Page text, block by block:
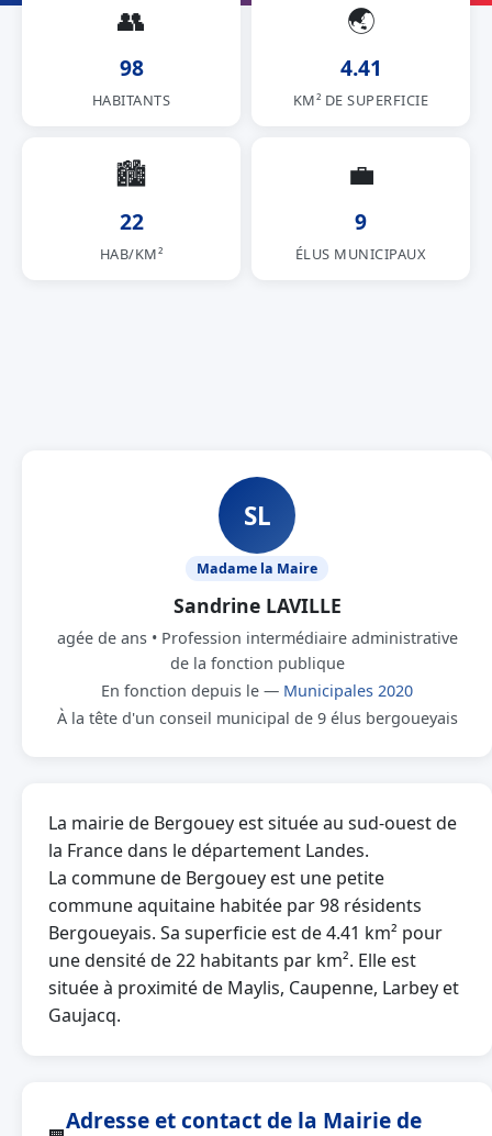
👥
98
HABITANTS
🌏
4.41
KM² DE SUPERFICIE
🏙
22
HAB/KM²
💼
9
ÉLUS MUNICIPAUX
SL
Madame la Maire
Sandrine LAVILLE
agée de ans • Profession intermédiaire administrative
de la fonction publique
En fonction depuis le — Municipales 2020
À la tête d'un conseil municipal de 9 élus bergoueyais
La mairie de Bergouey est située au sud-ouest de
la France dans le département Landes.
La commune de Bergouey est une petite
commune aquitaine habitée par 98 résidents
Bergoueyais. Sa superficie est de 4.41 km² pour
une densité de 22 habitants par km². Elle est
située à proximité de Maylis, Caupenne, Larbey et
Gaujacq.
Adresse et contact de la Mairie de